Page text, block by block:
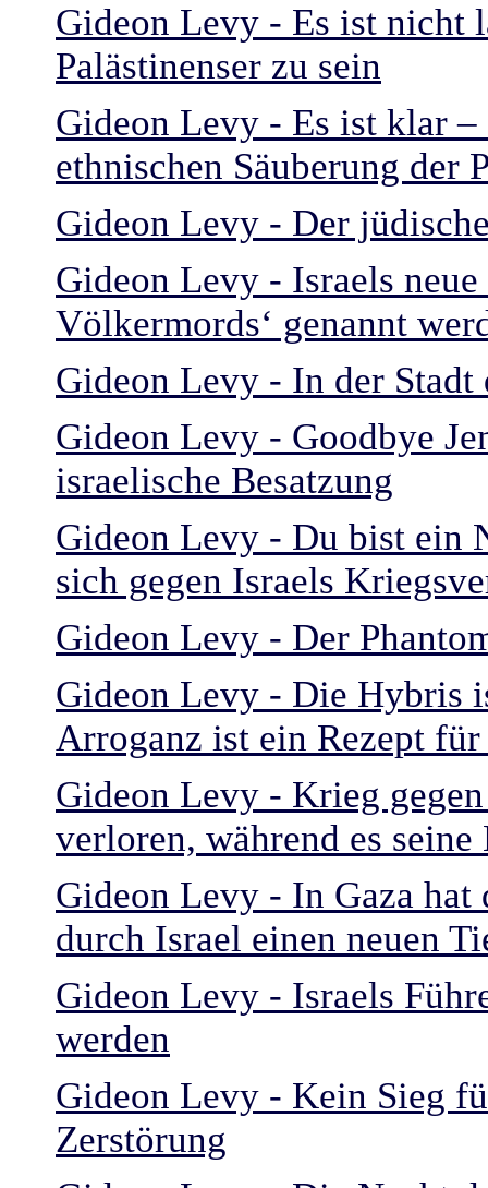
Gideon Levy - Es ist nicht
Palästinenser zu sein
Gideon Levy - Es ist klar
ethnischen Säuberung der
Gideon Levy - Der
Gideon Levy - Israels
Völkermords‘ genannt
Gideon Levy - In der Stadt
Gideon Levy - Goodbye
israelische Besatzung
Gideon Levy - Du bist ein
sich gegen Israels
Gideon Levy - Der
Gideon Levy - Die Hybris
Arroganz ist ein Rezept
Gideon Levy - Krieg
verloren, während es
Gideon Levy - In Gaza hat
durch Israel einen neuen
Gideon Levy - Israels
werden
Gideon Levy - Kein Sieg
Zerstörung